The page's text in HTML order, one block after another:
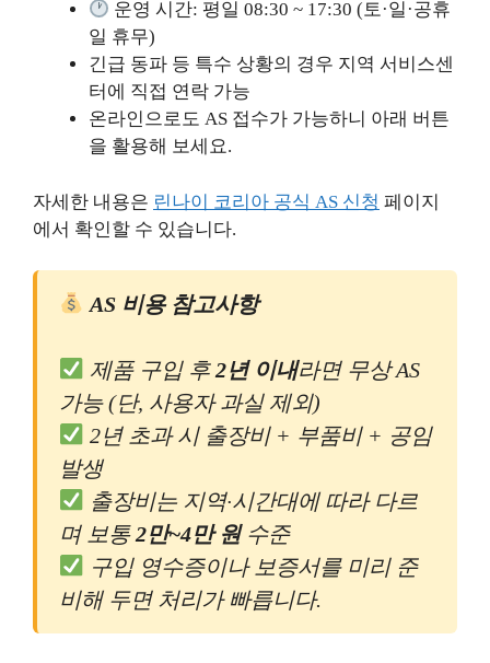
운영 시간: 평일 08:30 ~ 17:30 (토·일·공휴
일 휴무)
긴급 동파 등 특수 상황의 경우 지역 서비스센
터에 직접 연락 가능
온라인으로도 AS 접수가 가능하니 아래 버튼
을 활용해 보세요.
자세한 내용은 린나이 코리아 공식 AS 신청 페이지
에서 확인할 수 있습니다.
AS 비용 참고사항
제품 구입 후2년 이내라면 무상 AS
가능 (단, 사용자 과실 제외)
2년 초과 시 출장비 + 부품비 + 공임
발생
출장비는 지역·시간대에 따라 다르
며 보통2만~4만 원수준
구입 영수증이나 보증서를 미리 준
비해 두면 처리가 빠릅니다.